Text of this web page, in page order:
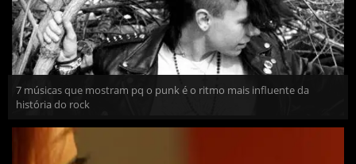
7 músicas que mostram pq o punk é o ritmo mais influente da
história do rock